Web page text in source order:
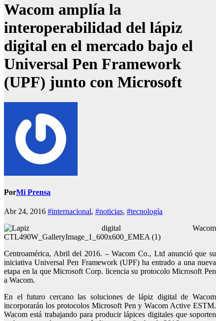
Wacom amplía la
interoperabilidad del lápiz
digital en el mercado bajo el
Universal Pen Framework
(UPF) junto con Microsoft
PorMi Prensa
Abr 24, 2016 #internacional, #noticias, #tecnología
Centroamérica, Abril del 2016. – Wacom Co., Ltd anunció que su
iniciativa Universal Pen Framework (UPF) ha entrado a una nueva
etapa en la que Microsoft Corp. licencia su protocolo Microsoft Pen
a Wacom.
En el futuro cercano las soluciones de lápiz digital de Wacom
incorporarán los protocolos Microsoft Pen y Wacom Active ESTM.
Wacom está trabajando para producir lápices digitales que soporten